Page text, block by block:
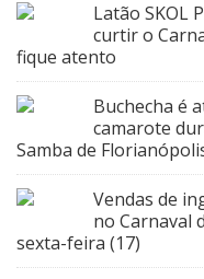
Latão SKOL
curtir o
fique atento
Buchecha é
camarote
Samba de
Vendas de
no Carnaval
sexta-feira (17)